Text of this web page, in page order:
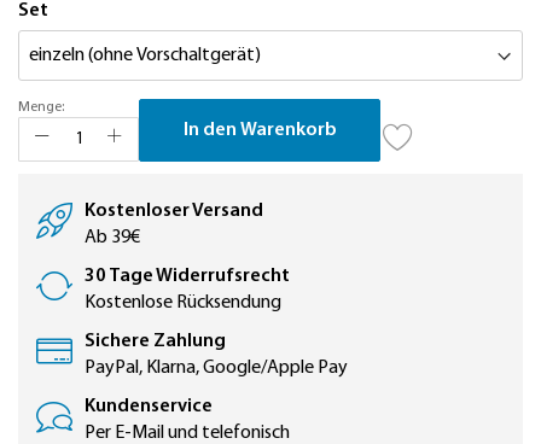
Set
Menge:
In den Warenkorb
Kostenloser Versand
Ab 39€
30 Tage Widerrufsrecht
Kostenlose Rücksendung
Sichere Zahlung
PayPal, Klarna, Google/Apple Pay
Kundenservice
Per E-Mail und telefonisch